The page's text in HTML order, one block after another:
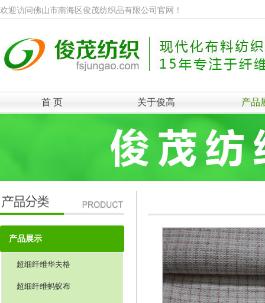
欢迎访问佛山市南海区俊茂纺织品有限公司官网！
首 页 关于俊高 产品
产品展示
超细纤维华夫格
超细纤维蚂蚁布